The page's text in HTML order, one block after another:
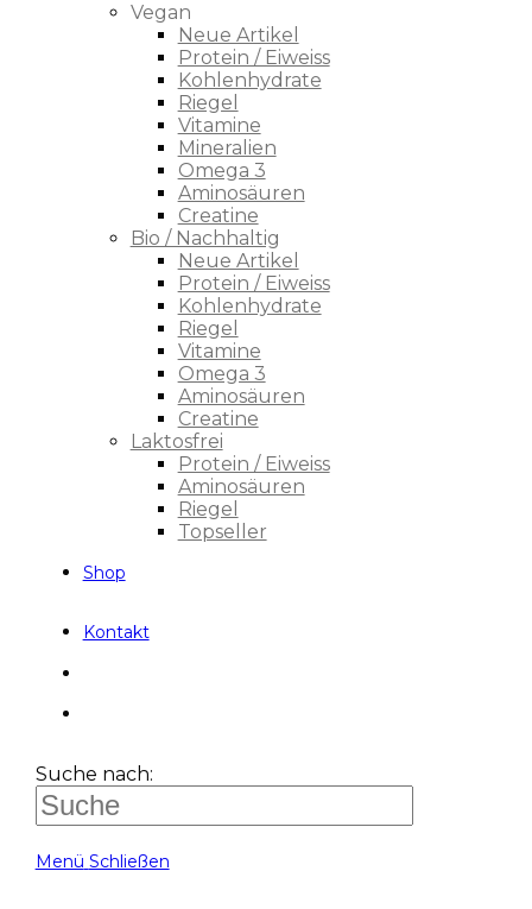
Vegan
Neue Artikel
Protein / Eiweiss
Kohlenhydrate
Riegel
Vitamine
Mineralien
Omega 3
Aminosäuren
Creatine
Bio / Nachhaltig
Neue Artikel
Protein / Eiweiss
Kohlenhydrate
Riegel
Vitamine
Omega 3
Aminosäuren
Creatine
Laktosfrei
Protein / Eiweiss
Aminosäuren
Riegel
Topseller
Shop
Kontakt
Suche nach:
Menü Schließen